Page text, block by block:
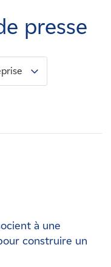
presse
à une
construire un